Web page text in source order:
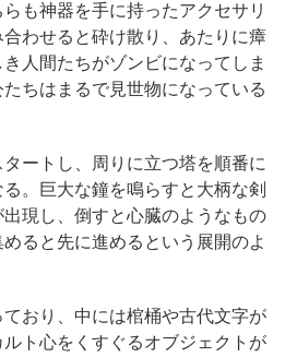
も神器を手に持ったアクセサリ
わせると砕け散り、あたりに瘴
人間たちがゾンビになってしま
ちはまるで見世物になっている
ートし、周りに立つ塔を順番に
。巨大な鐘を鳴らすと大柄な剣
現し、倒すと心臓のようなもの
ると先に進めるという展開のよ
おり、中には棺桶や古代文字が
ト心をくすぐるオブジェクトが